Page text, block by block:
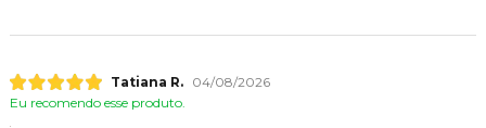
Tatiana R.
04/08/2026
Eu recomendo esse produto.